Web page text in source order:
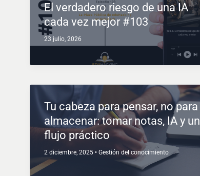
El verdadero riesgo de una IA
cada vez mejor #103
23 julio, 2026
Tu cabeza para pensar, no para
almacenar: tomar notas, IA y un
flujo práctico
2 diciembre, 2025 • Gestión del conocimiento